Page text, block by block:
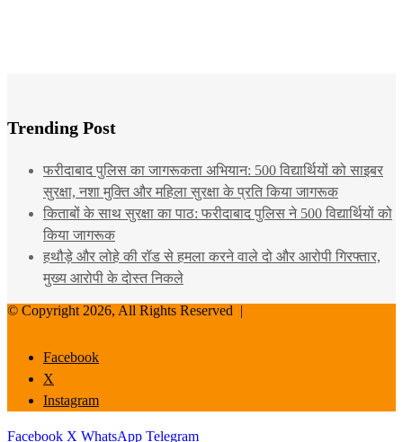
Trending Post
फरीदाबाद पुलिस का जागरूकता अभियान: 500 विद्यार्थियों को साइबर
सुरक्षा, नशा मुक्ति और महिला सुरक्षा के प्रति किया जागरूक
किताबों के साथ सुरक्षा का पाठ: फरीदाबाद पुलिस ने 500 विद्यार्थियों को
किया जागरूक
हथौड़े और लोहे की रॉड से हमला करने वाले दो और आरोपी गिरफ्तार,
मुख्य आरोपी के दोस्त निकले
© Copyright 2026, All Rights Reserved |
Facebook
X
Instagram
Facebook X WhatsApp Telegram